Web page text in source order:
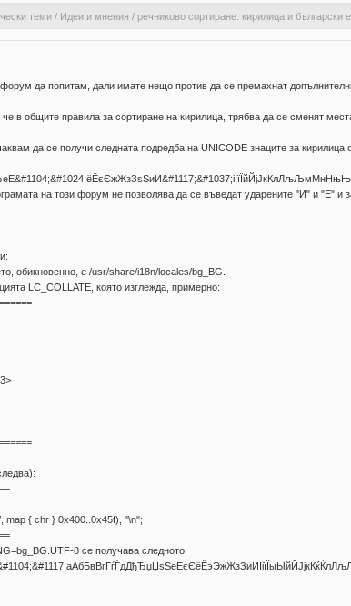
теми / Идеи и мнения / речниково сортиране: кирилица и български
да попитам, дали имате нещо против да се премахнат
в общите правила за сортиране на кирилица, трябва да се сменят
да се получи следната подредба на UNICODE знаците за кирилица
на този форум не позволява да се въведат ударените "И" и "Е" и
обикновенно, е /usr/share/i18n/locales/bg_BG.
LC_COLLATE, която изглежда, примерно:
map { chr } 0x400..0x45f), "\n";
8 се получава следното: